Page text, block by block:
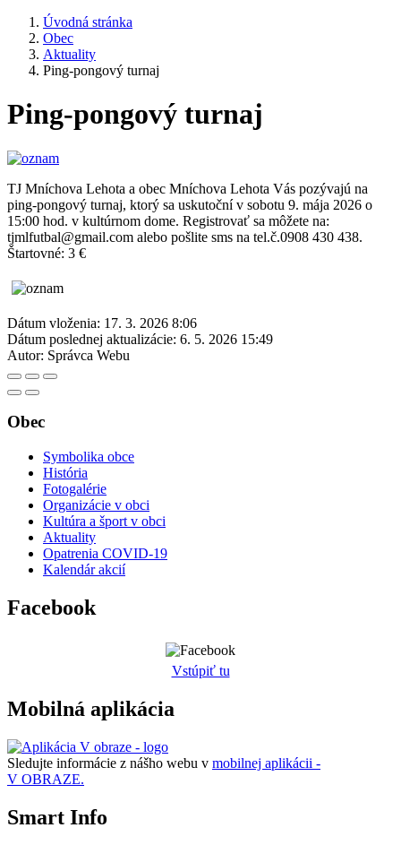
Úvodná stránka
Obec
Aktuality
Ping-pongový turnaj
Ping-pongový turnaj
TJ Mníchova Lehota a obec Mníchova Lehota Vás pozývajú na
ping-pongový turnaj, ktorý sa uskutoční v sobotu 9. mája 2026 o
15:00 hod. v kultúrnom dome. Registrovať sa môžete na:
tjmlfutbal@gmail.com alebo pošlite sms na tel.č.0908 430 438.
Štartovné: 3 €
Dátum vloženia: 17. 3. 2026 8:06
Dátum poslednej aktualizácie: 6. 5. 2026 15:49
Autor: Správca Webu
Obec
Symbolika obce
História
Fotogalérie
Organizácie v obci
Kultúra a šport v obci
Aktuality
Opatrenia COVID-19
Kalendár akcií
Facebook
Vstúpiť tu
Mobilná aplikácia
Sledujte informácie z nášho webu v mobilnej aplikácii -
V OBRAZE.
Smart Info